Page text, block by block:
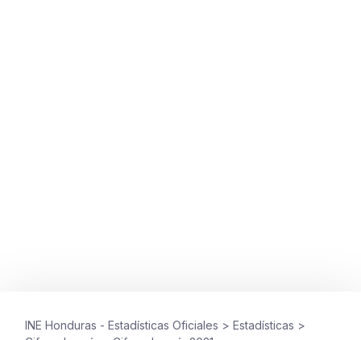
INE Honduras - Estadísticas Oficiales > Estadísticas >